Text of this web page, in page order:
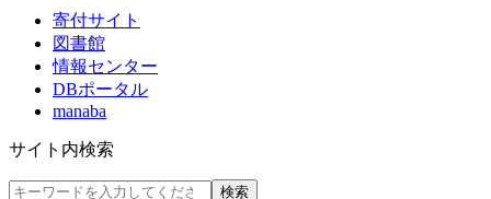
寄付サイト
図書館
情報センター
DBポータル
manaba
サイト内検索
検索